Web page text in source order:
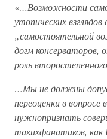
«…Возможности
утопических
„самостоятельной
догм консерваторов,
роль
…Мы не должны
переоценки в
нужнопризнать
такихфанатиков,